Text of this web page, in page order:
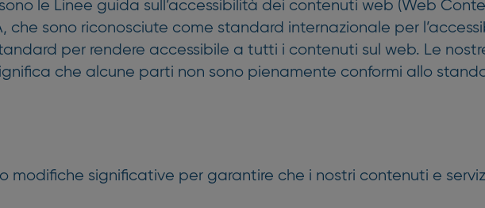
le Linee guida sull’accessibilità dei contenuti web (Web
che sono riconosciute come standard internazionale per
per rendere accessibile a tutti i contenuti sul web. Le
che alcune parti non sono pienamente conformi allo
significative per garantire che i nostri contenuti e